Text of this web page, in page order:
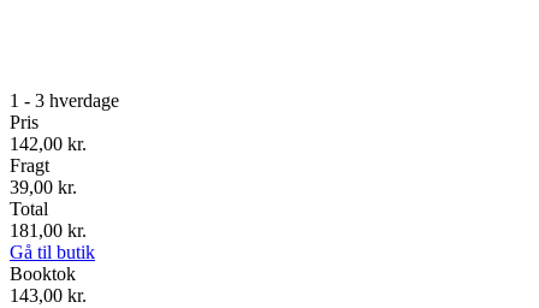
1 - 3 hverdage
Pris
142,00 kr.
Fragt
39,00 kr.
Total
181,00 kr.
Gå til butik
Booktok
143,00 kr.